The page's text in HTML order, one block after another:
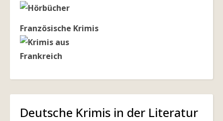
Französische Krimis
Deutsche Krimis in der Literatur